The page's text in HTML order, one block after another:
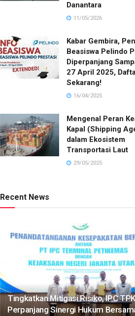
Danantara
11/05/2026
Kabar Gembira,
Beasiswa Pelindo
Diperpanjang
27 April 2025,
Sekarang!
16/04/2025
Mengenal Peran
Kapal (Shipping
dalam Ekosistem
Transportasi Laut
29/05/2025
Recent News
Tingkatkan Mitigasi Risiko, IPC
Perpanjang Sinergi Hukum